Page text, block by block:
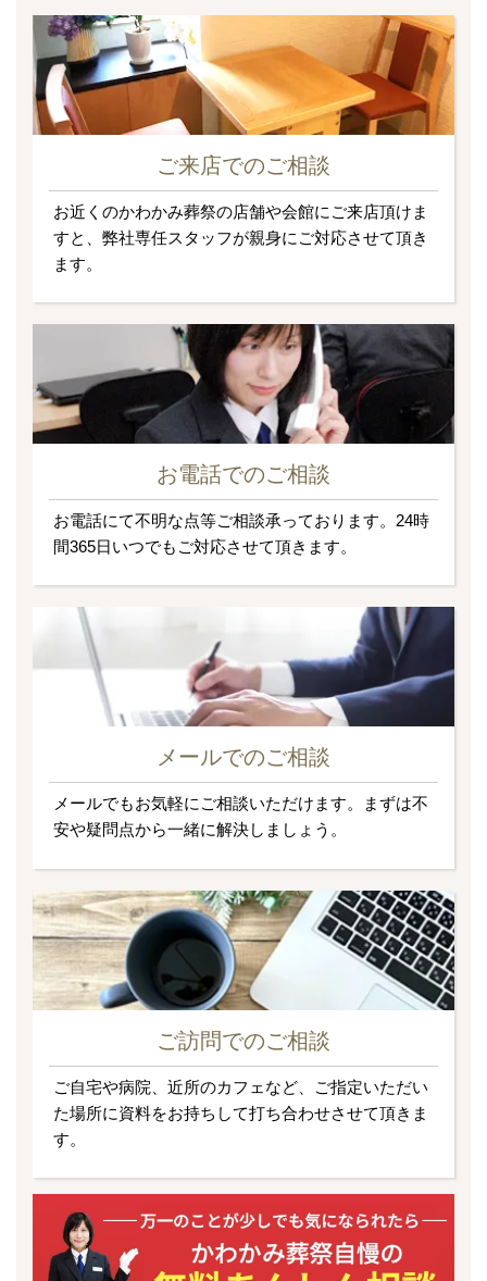
ご来店でのご相談
お近くのかわかみ葬祭の店舗や会館にご来店頂けま
すと、弊社専任スタッフが親身にご対応させて頂き
ます。
お電話でのご相談
お電話にて不明な点等ご相談承っております。24時
間365日いつでもご対応させて頂きます。
メールでのご相談
メールでもお気軽にご相談いただけます。まずは不
安や疑問点から一緒に解決しましょう。
ご訪問でのご相談
ご自宅や病院、近所のカフェなど、ご指定いただい
た場所に資料をお持ちして打ち合わせさせて頂きま
す。